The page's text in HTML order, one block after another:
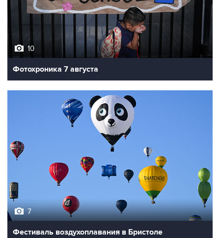
10
Фотохроника 7 августа
7
Фестиваль воздухоплавания в Бристоле